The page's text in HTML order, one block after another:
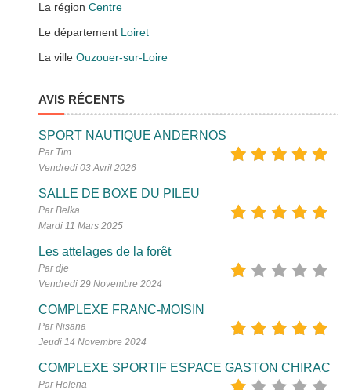
La régionCentre
Le département Loiret
La villeOuzouer-sur-Loire
AVIS RÉCENTS
SPORT NAUTIQUE ANDERNOS
Par Tim
Vendredi 03 Avril 2026
SALLE DE BOXE DU PILEU
Par Belka
Mardi 11 Mars 2025
Les attelages de la forêt
Par dje
Vendredi 29 Novembre 2024
COMPLEXE FRANC-MOISIN
Par Nisana
Jeudi 14 Novembre 2024
COMPLEXE SPORTIF ESPACE GASTON CHIRAC
Par Helena